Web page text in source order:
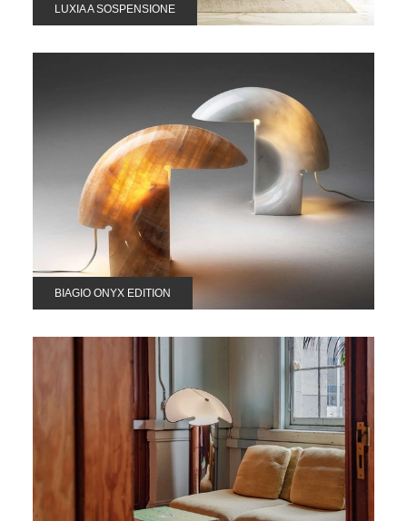
LUXIA A SOSPENSIONE
BIAGIO ONYX EDITION